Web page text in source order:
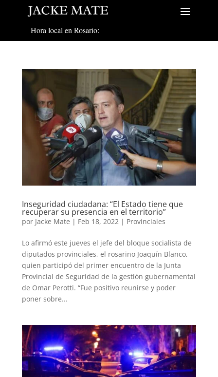
Hora local en Rosario:
Inseguridad ciudadana: “El Estado tiene que
recuperar su presencia en el territorio”
por Jacke Mate | Feb 18, 2022| Provinciales
Lo afirmó este jueves el jefe del bloque socialista de
diputados provinciales, el rosarino Joaquín Blanco,
quien participó del primer encuentro de la Junta
Provincial de Seguridad de la gestión gubernamental
de Omar Perotti. “Fue positivo reunirse y poder
poner sobre...